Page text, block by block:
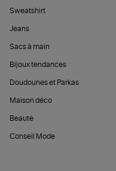
Sweatshirt
Jeans
Sacs à main
Bijoux tendances
Doudounes et Parkas
Maison déco
Beauté
Conseil Mode